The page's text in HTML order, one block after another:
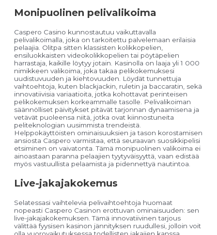
Monipuolinen pelivalikoima
Caspero Casino kunnostautuu vaikuttavalla
pelivalikoimalla, joka on tarkoitettu palvelemaan erilaisia
pelaajia. Olitpa sitten klassisten kolikkopelien,
ensiluokkaisten videokolikkopelien tai pöytäpelien
harrastaja, kaikille löytyy jotain. Kasinolla on laaja yli 1 000
nimikkeen valikoima, joka takaa pelikokemuksesi
uudistuvuuden ja kiehtovuuden. Löydät tunnettuja
vaihtoehtoja, kuten blackjackin, ruletin ja baccaratin, sekä
innovatiivisia variaatioita, jotka kohottavat perinteisen
pelikokemuksen korkeammalle tasolle. Pelivalikoiman
säännölliset päivitykset pitävät tarjonnan dynaamisena ja
vetävät puoleensa niitä, jotka ovat kiinnostuneita
peliteknologian uusimmista trendeistä.
Helppokäyttöisten ominaisuuksien ja tason korostamisen
ansiosta Caspero varmistaa, että seuraavan suosikkipelisi
etsiminen on vaivatonta. Tämä monipuolinen valikoima ei
ainoastaan paranna pelaajien tyytyväisyyttä, vaan edistää
myös vastuullista pelaamista ja pidennettyä nautintoa.
Live-jakajakokemus
Selatessasi vaihtelevia pelivaihtoehtoja huomaat
nopeasti Caspero Casinon erottuvan ominaisuuden: sen
live-jakajakokemuksen. Tämä innovatiivinen tarjous
välittää fyysisen kasinon jännityksen ruudullesi, jolloin voit
olla vuorovaikutuksessa todellisten jakajien kanssa